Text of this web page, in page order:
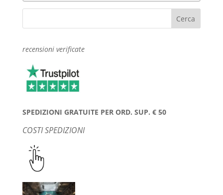
recensioni verificate
SPEDIZIONI GRATUITE PER ORD. SUP. € 50
COSTI SPEDIZIONI